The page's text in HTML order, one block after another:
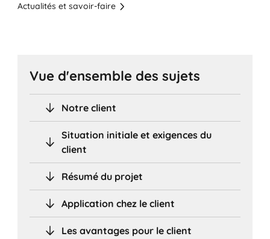
Actualités et savoir-faire
Vue d'ensemble des sujets
Notre client
Situation initiale et exigences du
client
Résumé du projet
Application chez le client
Les avantages pour le client